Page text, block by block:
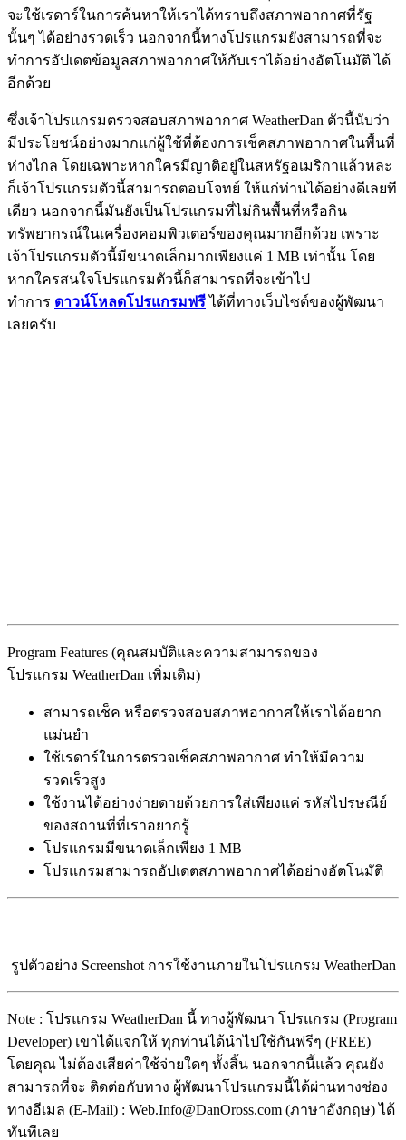
จะใช้เรดาร์ในการค้นหาให้เราได้ทราบถึงสภาพอากาศที่รัฐ
นั้นๆ ได้อย่างรวดเร็ว นอกจากนี้ทางโปรแกรมยังสามารถที่จะ
ทำการอัปเดตข้อมูลสภาพอากาศให้กับเราได้อย่างอัตโนมัติ ได้
อีกด้วย
ซึ่งเจ้าโปรแกรมตรวจสอบสภาพอากาศ WeatherDan ตัวนี้นับว่า
มีประโยชน์อย่างมากแก่ผู้ใช้ที่ต้องการเช็คสภาพอากาศในพื้นที่
ห่างไกล โดยเฉพาะหากใครมีญาติอยู่ในสหรัฐอเมริกาแล้วหละ
ก็เจ้าโปรแกรมตัวนี้สามารถตอบโจทย์ ให้แก่ท่านได้อย่างดีเลยที
เดียว นอกจากนี้มันยังเป็นโปรแกรมที่ไม่กินพื้นที่หรือกิน
ทรัพยากรณ์ในเครื่องคอมพิวเตอร์ของคุณมากอีกด้วย เพราะ
เจ้าโปรแกรมตัวนี้มีขนาดเล็กมากเพียงแค่ 1 MB เท่านั้น โดย
หากใครสนใจโปรแกรมตัวนี้ก็สามารถที่จะเข้าไป
ทำการ ดาวน์โหลดโปรแกรมฟรีได้ที่ทางเว็บไซต์ของผู้พัฒนา
เลยครับ
Program Features (คุณสมบัติและความสามารถของ
โปรแกรม WeatherDan เพิ่มเติม)
สามารถเช็ค หรือตรวจสอบสภาพอากาศให้เราได้อยาก
แม่นยำ
ใช้เรดาร์ในการตรวจเช็คสภาพอากาศ ทำให้มีความ
รวดเร็วสูง
ใช้งานได้อย่างง่ายดายด้วยการใส่เพียงแค่ รหัสไปรษณีย์
ของสถานที่ที่เราอยากรู้
โปรแกรมมีขนาดเล็กเพียง 1 MB
โปรแกรมสามารถอัปเดตสภาพอากาศได้อย่างอัตโนมัติ
รูปตัวอย่าง Screenshot การใช้งานภายในโปรแกรม WeatherDan
Note : โปรแกรม WeatherDan นี้ ทางผู้พัฒนา โปรแกรม (Program
Developer) เขาได้แจกให้ ทุกท่านได้นำไปใช้กันฟรีๆ (FREE)
โดยคุณ ไม่ต้องเสียค่าใช้จ่ายใดๆ ทั้งสิ้น นอกจากนี้แล้ว คุณยัง
สามารถที่จะ ติดต่อกับทาง ผู้พัฒนาโปรแกรมนี้ได้ผ่านทางช่อง
ทางอีเมล (E-Mail) : Web.Info@DanOross.com (ภาษาอังกฤษ) ได้
ทันทีเลย